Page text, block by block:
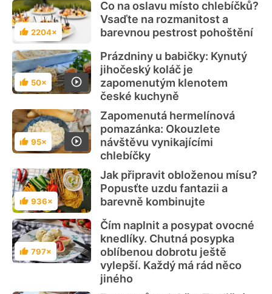
Hodnocení
2204×
Co na oslavu místo chlebíčků?
Vsaďte na rozmanitost a
barevnou pestrost pohoštění
Hodnocení
50×
Prázdniny u babičky: Kynutý
jihočeský koláč je
zapomenutým klenotem
české kuchyně
Hodnocení
95×
Zapomenutá hermelínová
pomazánka: Okouzlete
návštěvu vynikajícími
chlebíčky
Hodnocení
936×
Jak připravit obloženou mísu?
Popusťte uzdu fantazii a
barevně kombinujte
Hodnocení
797×
Čím naplnit a posypat ovocné
knedlíky. Chutná posypka
oblíbenou dobrotu ještě
vylepší. Každý má rád něco
jiného